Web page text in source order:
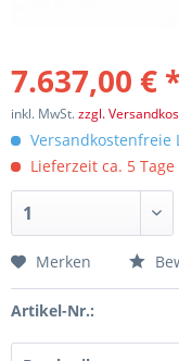
7.637,00 €
inkl. MwSt.zzgl.
Versandkostenfreie
Lieferzeit ca. 5
Merken
Artikel-Nr.: